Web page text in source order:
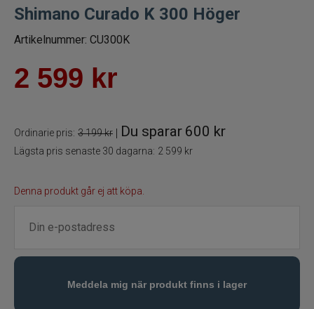
Spön
Fiskedrag
Småplock
Tillbehör
Flugbindning
Flugfiske
Shimano Curado K 300 Höger
Artikelnummer: CU300K
2 599 kr
Ordinarie pris: 3 199 kr | Du sparar 600 kr
Lägsta pris senaste 30 dagarna: 2 599 kr
Denna produkt går ej att köpa.